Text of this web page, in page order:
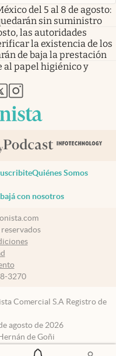
del 5 al 8 de agosto:
sin suministro
las autoridades
la existencia de los
de baja la prestación
al papel higiénico y
pestaña
nueva pestaña
en nueva pestaña
abre en nueva pestaña
abre en nueva pestaña
Quiénes Somos
con nosotros
3270
Comercial S.A Registro de
agosto de 2026
de Goñi